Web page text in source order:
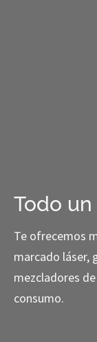
Todo
Te ofrecemos
marcado láser,
mezcladores
consumo.